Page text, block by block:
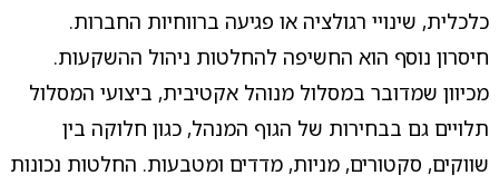
כלכלית, שינויי רגולציה או פגיעה ברווחיות החברות.
חיסרון נוסף הוא החשיפה להחלטות ניהול ההשקעות.
מכיוון שמדובר במסלול מנוהל אקטיבית, ביצועי המסלול
תלויים גם בבחירות של הגוף המנהל, כגון חלוקה בין
שווקים, סקטורים, מניות, מדדים ומטבעות. החלטות נכונות